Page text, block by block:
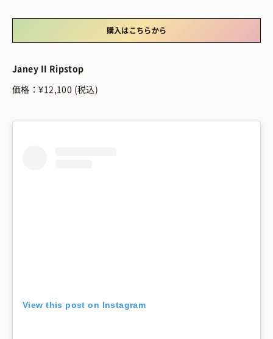
購入はこちらから
Janey II Ripstop
価格：¥12,100 (税込)
View this post on Instagram